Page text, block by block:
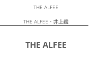
THE ALFEE
THE ALFEE・井上鑑
THE ALFEE